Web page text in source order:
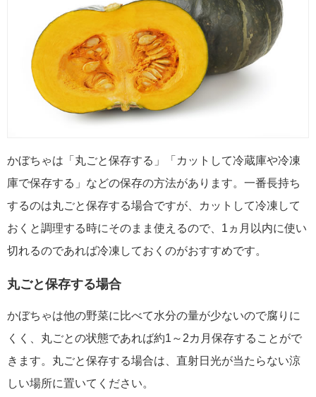
かぼちゃは「丸ごと保存する」「カットして冷蔵庫や冷凍
庫で保存する」などの保存の方法があります。一番長持ち
するのは丸ごと保存する場合ですが、カットして冷凍して
おくと調理する時にそのまま使えるので、1ヵ月以内に使い
切れるのであれば冷凍しておくのがおすすめです。
丸ごと保存する場合
かぼちゃは他の野菜に比べて水分の量が少ないので腐りに
くく、丸ごとの状態であれば約1～2カ月保存することがで
きます。丸ごと保存する場合は、直射日光が当たらない涼
しい場所に置いてください。